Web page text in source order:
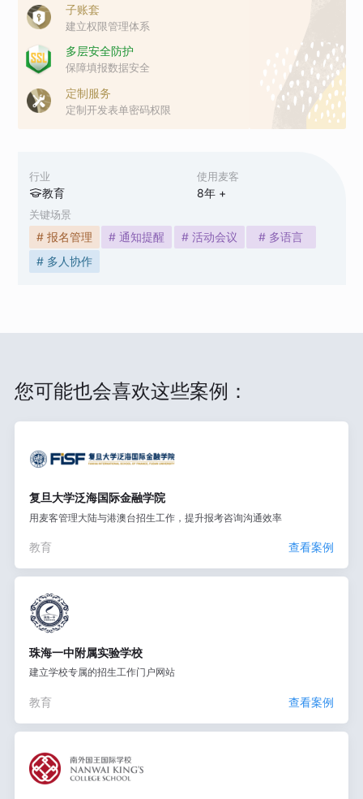
行业
教育
使用麦客
8年 +
关键场景
# 报名管理 # 通知提醒 # 活动会议
# 多语言
# 多人协作
子账套
建立权限管理体系
多层安全防护
保障填报数据安全
定制服务
定制开发表单密码权限
您可能也会喜欢这些案例：
复旦大学泛海国际金融学院
用麦客管理大陆与港澳台招生工作，提升报考咨询沟通效率
教育 查看案例
珠海一中附属实验学校
建立学校专属的招生工作门户网站
教育 查看案例